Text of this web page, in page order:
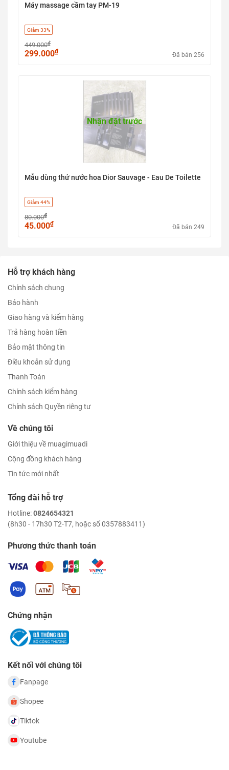
Máy massage cầm tay PM-19
Giảm 33%
449.000₫
299.000₫ Đã bán 256
Nhận đặt trước
Mẫu dùng thử nước hoa Dior Sauvage - Eau De Toilette
Giảm 44%
80.000₫
45.000₫ Đã bán 249
Hỗ trợ khách hàng
Chính sách chung
Bảo hành
Giao hàng và kiểm hàng
Trả hàng hoàn tiền
Bảo mật thông tin
Điều khoản sử dụng
Thanh Toán
Chính sách kiểm hàng
Chính sách Quyền riêng tư
Về chúng tôi
Giới thiệu về muagimuadi
Cộng đồng khách hàng
Tin tức mới nhất
Tổng đài hỗ trợ
Hotline:0824654321
(8h30 - 17h30 T2-T7, hoặc số 0357883411)
Phương thức thanh toán
Chứng nhận
Kết nối với chúng tôi
Fanpage
Shopee
Tiktok
Youtube